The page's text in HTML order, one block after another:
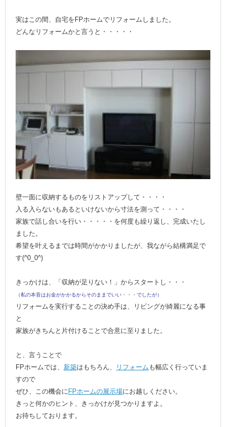
実はこの間、自宅をFPホームでリフォームしました。
どんなリフォームかと言うと・・・・・
壁一面に収納するものをリストアップして・・・・
入る入らないもあるといけないから寸法を測って・・・・
家族で話し合いを行い・・・・・を何度も繰り返し、完成いたし
ました。
希望を叶えるまでは時間がかかりましたが、我ながら結構満足で
す(^0_0^)
きっかけは、「収納が足りない！」からスタートし・・・
（私の本音はお金がかかるからそのままでいい・・・でしたが）
リフォームを実行することの決め手は、リビングが綺麗になる事
と
家族がきちんと片付けることで合意に至りました。
と、言うことで
FPホームでは、 新築はもちろん、 リフォーム も幅広く行っていま
すので
ぜひ、この機会に FPホームの展示場にお越しください。
きっと何かのヒント、きっかけが見つかりますよ。
お待ちしております。